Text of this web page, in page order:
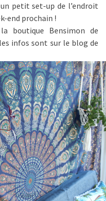
petit set-up de l’endroit
end prochain !
boutique Bensimon de
infos sont sur le blog de